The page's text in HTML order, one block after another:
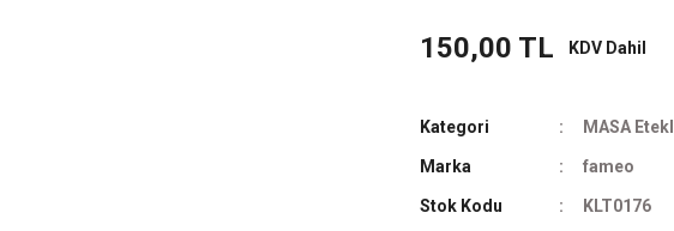
150,00 TL KDV Dahil
Kategori MASA
Marka fameo
Stok Kodu KLT0176